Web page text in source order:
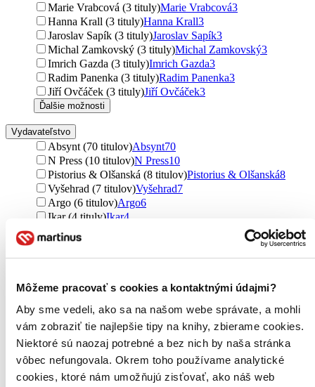
Môžeme pracovať s cookies a kontaktnými údajmi?
Aby sme vedeli, ako sa na našom webe správate, a mohli
vám zobraziť tie najlepšie tipy na knihy, zbierame cookies.
Niektoré sú naozaj potrebné a bez nich by naša stránka
vôbec nefungovala. Okrem toho používame analytické
cookies, ktoré nám umožňujú zisťovať, ako náš web
Marie Vrabcová (3 tituly)Marie Vrabcová3
Hanna Krall (3 tituly)Hanna Krall3
Jaroslav Sapík (3 tituly)Jaroslav Sapík3
Michal Zamkovský (3 tituly)Michal Zamkovský3
Imrich Gazda (3 tituly)Imrich Gazda3
Radim Panenka (3 tituly)Radim Panenka3
Jiří Ovčáček (3 tituly)Jiří Ovčáček3
Ďalšie možnosti
Vydavateľstvo
Absynt (70 titulov)Absynt70
N Press (10 titulov)N Press10
Pistorius & Olšanská (8 titulov)Pistorius & Olšanská8
Vyšehrad (7 titulov)Vyšehrad7
Argo (6 titulov)Argo6
Ikar (4 tituly)Ikar4
Premedia (4 tituly)
Literárna bašta (4 tituly)
G-ATELIÉR (4 tituly)G-ATELIÉR4
Postoj Media (3 tituly)Postoj Media3
Kontrast (3 tituly)Kontrast3
Petit Press (3 tituly)Petit Press 3
Olympia (3 tituly)Olympia 3
Dokořán (3 tituly)Dokořán3
Gasset (3 tituly)
Gasset